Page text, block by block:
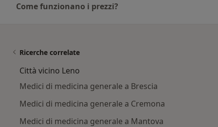
Come funzionano i prezzi?
Ricerche correlate
Città vicino Leno
Medici di medicina generale a Brescia
Medici di medicina generale a Cremona
Medici di medicina generale a Mantova